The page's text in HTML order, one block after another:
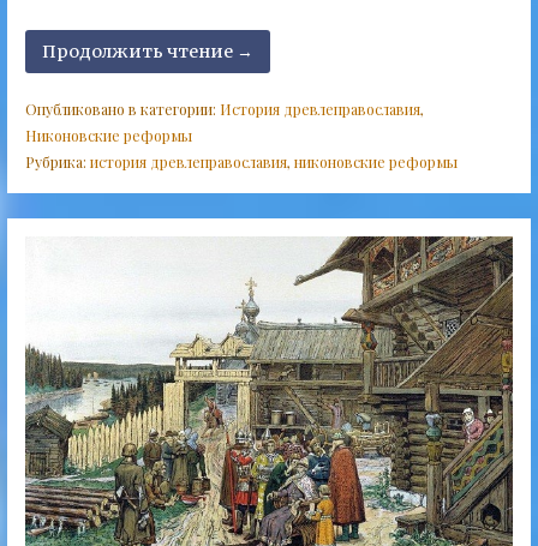
Продолжить чтение →
Опубликовано в категории: История древлеправославия,
Никоновские реформы
Рубрика: история древлеправославия, никоновские реформы